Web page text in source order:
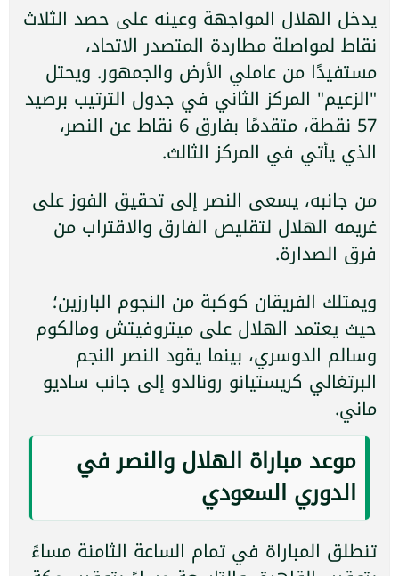
يدخل الهلال المواجهة وعينه على حصد الثلاث
نقاط لمواصلة مطاردة المتصدر الاتحاد،
مستفيدًا من عاملي الأرض والجمهور. ويحتل
"الزعيم" المركز الثاني في جدول الترتيب برصيد
57 نقطة، متقدمًا بفارق 6 نقاط عن النصر،
الذي يأتي في المركز الثالث.
من جانبه، يسعى النصر إلى تحقيق الفوز على
غريمه الهلال لتقليص الفارق والاقتراب من
فرق الصدارة.
ويمتلك الفريقان كوكبة من النجوم البارزين؛
حيث يعتمد الهلال على ميتروفيتش ومالكوم
وسالم الدوسري، بينما يقود النصر النجم
البرتغالي كريستيانو رونالدو إلى جانب ساديو
ماني.
موعد مباراة الهلال والنصر في
الدوري السعودي
تنطلق المباراة في تمام الساعة الثامنة مساءً